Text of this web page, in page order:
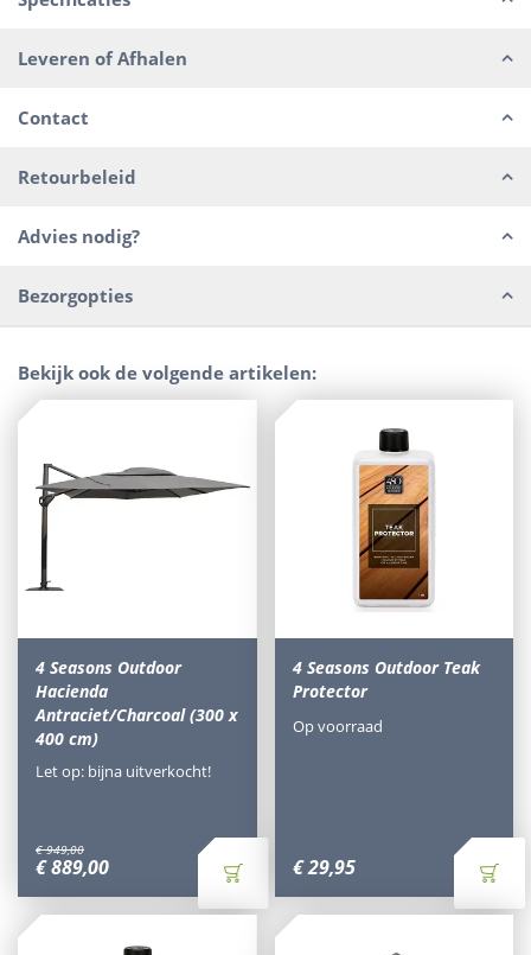
Leveren of Afhalen
Contact
Retourbeleid
Advies nodig?
Bezorgopties
Bekijk ook de volgende artikelen:
4 Seasons Outdoor
Hacienda
Antraciet/Charcoal (300 x
400 cm)
€ 949,00
€889,00
Let op: bijna uitverkocht!
4 Seasons Outdoor Teak
Protector
€29,95
Op voorraad